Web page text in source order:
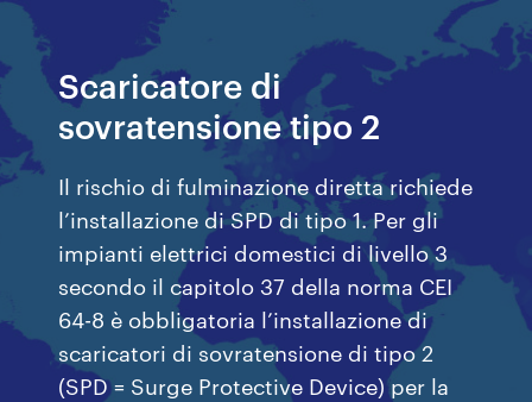
Scaricatore di
sovratensione tipo 2
Il rischio di fulminazione diretta richiede
l’installazione di SPD di tipo 1. Per gli
impianti elettrici domestici di livello 3
secondo il capitolo 37 della norma CEI
64-8 è obbligatoria l’installazione di
scaricatori di sovratensione di tipo 2
(SPD = Surge Protective Device) per la